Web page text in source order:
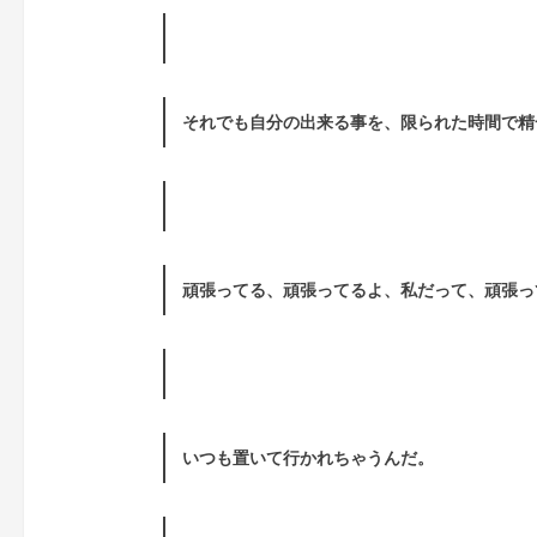
それでも自分の出来る事を、限られた時間で精
頑張ってる、頑張ってるよ、私だって、頑張
いつも置いて行かれちゃうんだ。